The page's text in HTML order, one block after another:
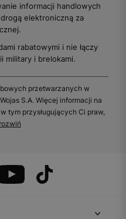
informacji handlowych
elektroniczną za
rabatowymi i nie łączy
military i brelokami.
przetwarzanych w
S.A. Więcej informacji na
tym przysługujących Ci praw,
rozwiń